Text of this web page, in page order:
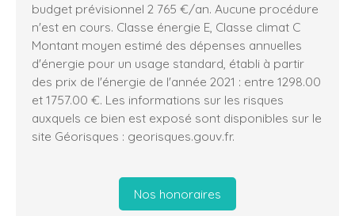
budget prévisionnel 2 765 €/an. Aucune procédure
n'est en cours. Classe énergie E, Classe climat C
Montant moyen estimé des dépenses annuelles
d'énergie pour un usage standard, établi à partir
des prix de l'énergie de l'année 2021 : entre 1298.00
et 1757.00 €. Les informations sur les risques
auxquels ce bien est exposé sont disponibles sur le
site Géorisques : georisques.gouv.fr.
Nos honoraires